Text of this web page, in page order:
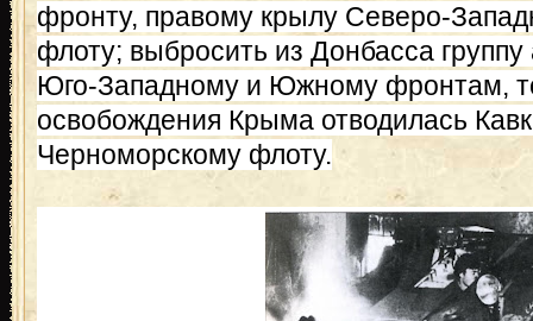
фронту, правому крылу Северо-
флоту; выбросить из Донбасса
Юго-Западному и Южному фронтам,
освобождения Крыма отводилась
Черноморскому флоту.